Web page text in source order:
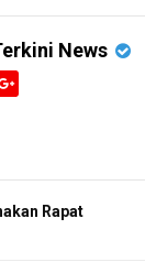
News
Rapat